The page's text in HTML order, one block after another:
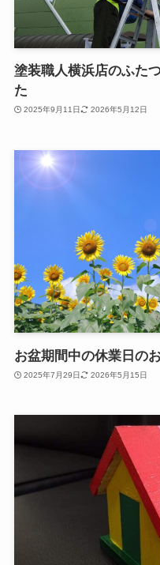
塗装職人横浜店のふた
た
2025年9月11日 2026年5月12日
お盆期間中の休業日の
2025年7月29日 2026年5月15日